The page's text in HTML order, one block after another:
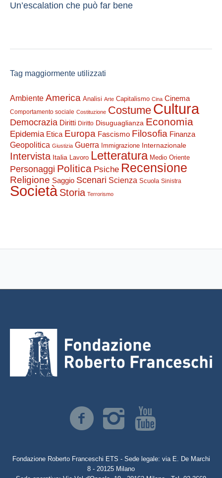
Un’escalation che può far bene
Tag maggiormente utilizzati
Ambiente America Analisi Arte Capitalismo Cina Cinema
Comportamento sociale Costituzione Costume Cultura
Democrazia Diritti Diritto Disuguaglianza Economia
Epidemia Etica Europa Fascismo Filosofia Finanza
Geopolitica Giustizia Guerra Immigrazione Internazionale
Intervista Italia Lavoro Letteratura Medio Oriente
Personaggi Politica Psiche Recensione
Religione Saggio Scenari Scienza Scuola Sinistra
Società Storia Terrorismo
Fondazione Roberto Franceschi ETS - Sede legale: via E. De Marchi
8 - 20125 Milano